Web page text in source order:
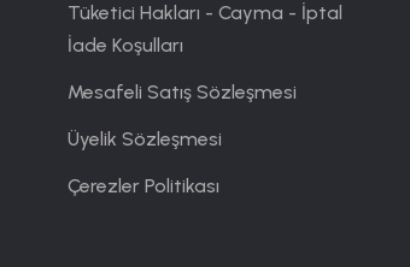
Tüketici Hakları - Cayma - İptal
İade Koşulları
Mesafeli Satış Sözleşmesi
Üyelik Sözleşmesi
Çerezler Politikası